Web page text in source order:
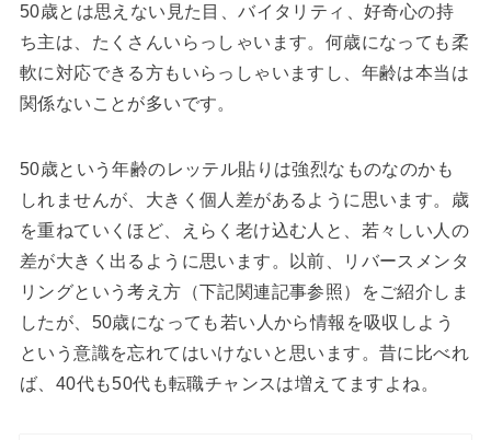
50歳とは思えない見た目、バイタリティ、好奇心の持
ち主は、たくさんいらっしゃいます。何歳になっても柔
軟に対応できる方もいらっしゃいますし、年齢は本当は
関係ないことが多いです。
50歳という年齢のレッテル貼りは強烈なものなのかも
しれませんが、大きく個人差があるように思います。歳
を重ねていくほど、えらく老け込む人と、若々しい人の
差が大きく出るように思います。以前、リバースメンタ
リングという考え方（下記関連記事参照）をご紹介しま
したが、50歳になっても若い人から情報を吸収しよう
という意識を忘れてはいけないと思います。昔に比べれ
ば、40代も50代も転職チャンスは増えてますよね。